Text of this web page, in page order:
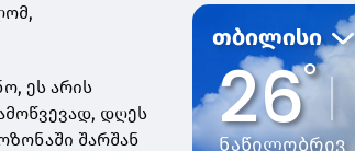
ეს არის
დღეს
შარშან